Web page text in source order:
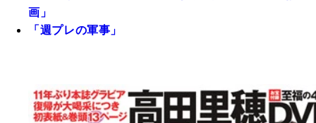
画」
「週プレの軍事」